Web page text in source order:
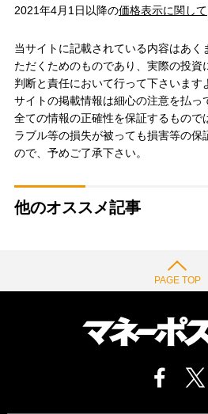
2021年4月1日以降の価格表示に関して
当サイトに記載されている内容はあく
ただくためのものであり、実際の投資
判断と責任において行って下さいます
サイトの掲載情報は細心の注意を払っ
全ての情報の正確性を保証するもので
ラブル等の損失が被っても損害等の保
ので、予めご了承下さい。
他のオススメ記事
PAGE TOP